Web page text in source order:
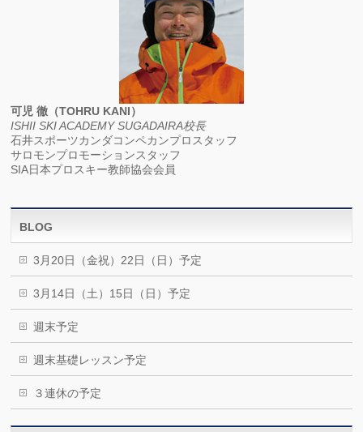
可児 徹（TOHRU KANI）
ISHII SKI ACADEMY SUGADAIRA校長
石井スポーツカンダコンペカンプロスタッフ
サロモンプロモーションスタッフ
SIA日本プロスキー教師協会会員
BLOG
3月20日（金祝）22日（日）予定
3月14日（土）15日（日）予定
週末予定
週末基礎レッスン予定
３連休の予定